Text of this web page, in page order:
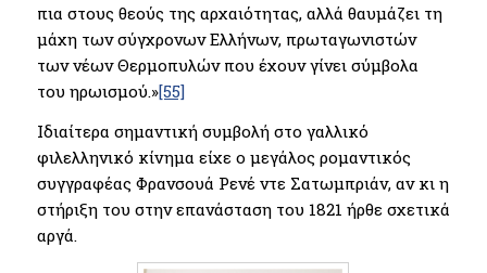
πια στους θεούς της αρχαιότητας, αλλά θαυμάζει τη
μάχη των σύγχρονων Ελλήνων, πρωταγωνιστών
των νέων Θερμοπυλών που έχουν γίνει σύμβολα
του ηρωισμού.»[55]
Ιδιαίτερα σημαντική συμβολή στο γαλλικό
φιλελληνικό κίνημα είχε ο μεγάλος ρομαντικός
συγγραφέας Φρανσουά Ρενέ ντε Σατωμπριάν, αν κι η
στήριξη του στην επανάσταση του 1821 ήρθε σχετικά
αργά.